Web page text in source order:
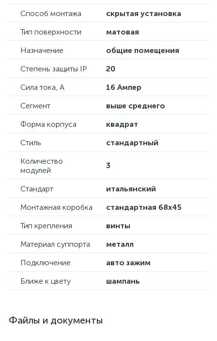
Способ монтажа
скрытая установка
Тип поверхности
матовая
Назначение
общие помещения
Степень защиты IP
20
Сила тока, А
16 Ампер
Сегмент
выше среднего
Форма корпуса
квадрат
Стиль
стандартный
Количество
модулей
3
Стандарт
итальянский
Монтажная коробка
стандартная 68х45
Тип крепления
винты
Материал суппорта
металл
Подключение
авто зажим
Ближе к цвету
шампань
Файлы и документы